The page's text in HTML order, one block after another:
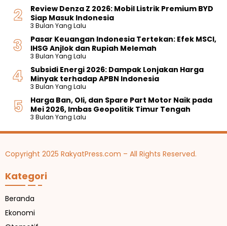
Review Denza Z 2026: Mobil Listrik Premium BYD
Siap Masuk Indonesia
3 Bulan Yang Lalu
Pasar Keuangan Indonesia Tertekan: Efek MSCI,
IHSG Anjlok dan Rupiah Melemah
3 Bulan Yang Lalu
Subsidi Energi 2026: Dampak Lonjakan Harga
Minyak terhadap APBN Indonesia
3 Bulan Yang Lalu
Harga Ban, Oli, dan Spare Part Motor Naik pada
Mei 2026, Imbas Geopolitik Timur Tengah
3 Bulan Yang Lalu
Copyright 2025 RakyatPress.com – All Rights Reserved.
Kategori
Beranda
Ekonomi